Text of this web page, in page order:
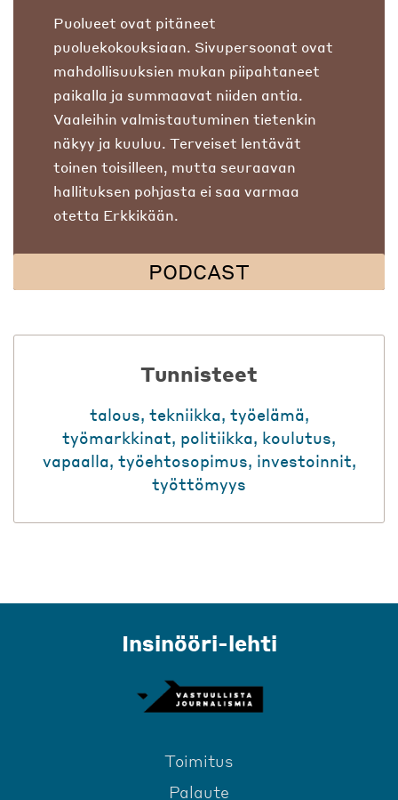
Puolueet ovat pitäneet
puoluekokouksiaan. Sivupersoonat ovat
mahdollisuuksien mukan piipahtaneet
paikalla ja summaavat niiden antia.
Vaaleihin valmistautuminen tietenkin
näkyy ja kuuluu. Terveiset lentävät
toinen toisilleen, mutta seuraavan
hallituksen pohjasta ei saa varmaa
otetta Erkkikään.
PODCAST
Tunnisteet
talous, tekniikka, työelämä,
työmarkkinat, politiikka, koulutus,
vapaalla, työehtosopimus, investoinnit,
työttömyys
Insinööri-lehti
Toimitus
Palaute